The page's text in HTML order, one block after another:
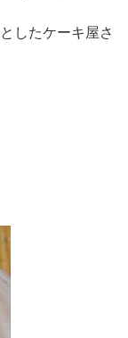
したケーキ屋さ